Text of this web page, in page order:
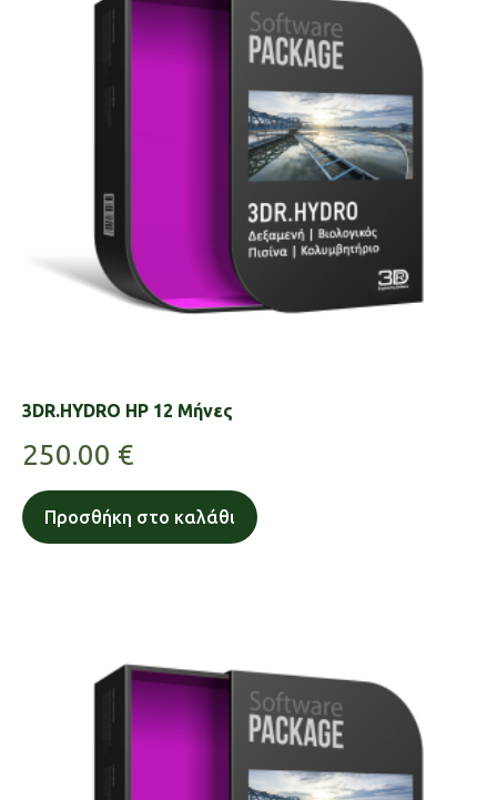
3DR.HYDRO HP 12 Μήνες
250.00 €
Προσθήκη στο καλάθι